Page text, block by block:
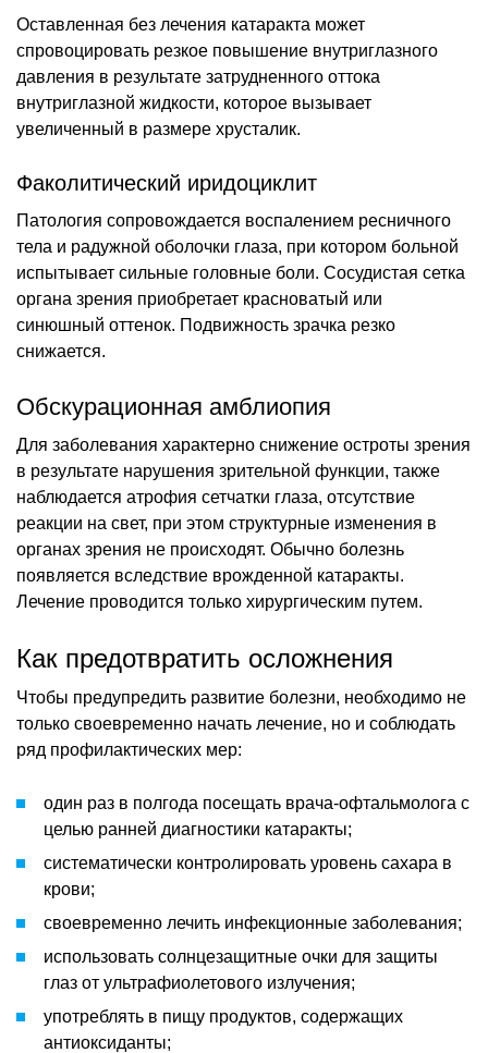
Оставленная без лечения катаракта может
спровоцировать резкое повышение внутриглазного
давления в результате затрудненного оттока
внутриглазной жидкости, которое вызывает
увеличенный в размере хрусталик.
Факолитический иридоциклит
Патология сопровождается воспалением ресничного
тела и радужной оболочки глаза, при котором больной
испытывает сильные головные боли. Сосудистая сетка
органа зрения приобретает красноватый или
синюшный оттенок. Подвижность зрачка резко
снижается.
Обскурационная амблиопия
Для заболевания характерно снижение остроты зрения
в результате нарушения зрительной функции, также
наблюдается атрофия сетчатки глаза, отсутствие
реакции на свет, при этом структурные изменения в
органах зрения не происходят. Обычно болезнь
появляется вследствие врожденной катаракты.
Лечение проводится только хирургическим путем.
Как предотвратить осложнения
Чтобы предупредить развитие болезни, необходимо не
только своевременно начать лечение, но и соблюдать
ряд профилактических мер:
один раз в полгода посещать врача-офтальмолога с
целью ранней диагностики катаракты;
систематически контролировать уровень сахара в
крови;
своевременно лечить инфекционные заболевания;
использовать солнцезащитные очки для защиты
глаз от ультрафиолетового излучения;
употреблять в пищу продуктов, содержащих
антиоксиданты;